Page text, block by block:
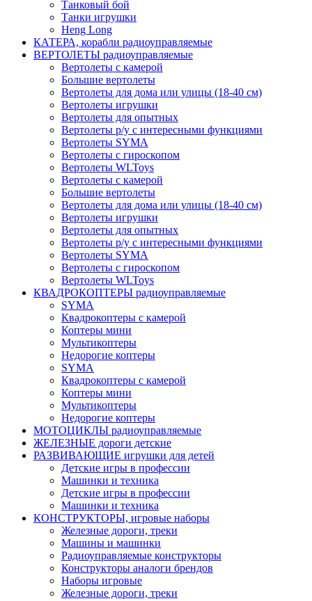
Танковый бой
Танки игрушки
Heng Long
КАТЕРА, корабли радиоуправляемые
ВЕРТОЛЕТЫ радиоуправляемые
Вертолеты с камерой
Большие вертолеты
Вертолеты для дома или улицы (18-40 см)
Вертолеты игрушки
Вертолеты для опытных
Вертолеты р/у с интересными функциями
Вертолеты SYMA
Вертолеты с гироскопом
Вертолеты WLToys
Вертолеты с камерой
Большие вертолеты
Вертолеты для дома или улицы (18-40 см)
Вертолеты игрушки
Вертолеты для опытных
Вертолеты р/у с интересными функциями
Вертолеты SYMA
Вертолеты с гироскопом
Вертолеты WLToys
КВАДРОКОПТЕРЫ радиоуправляемые
SYMA
Квадрокоптеры с камерой
Коптеры мини
Мультикоптеры
Недорогие коптеры
SYMA
Квадрокоптеры с камерой
Коптеры мини
Мультикоптеры
Недорогие коптеры
МОТОЦИКЛЫ радиоуправляемые
ЖЕЛЕЗНЫЕ дороги детские
РАЗВИВАЮЩИЕ игрушки для детей
Детские игры в профессии
Машинки и техника
Детские игры в профессии
Машинки и техника
КОНСТРУКТОРЫ, игровые наборы
Железные дороги, треки
Машины и машинки
Радиоуправляемые конструкторы
Конструкторы аналоги брендов
Наборы игровые
Железные дороги, треки